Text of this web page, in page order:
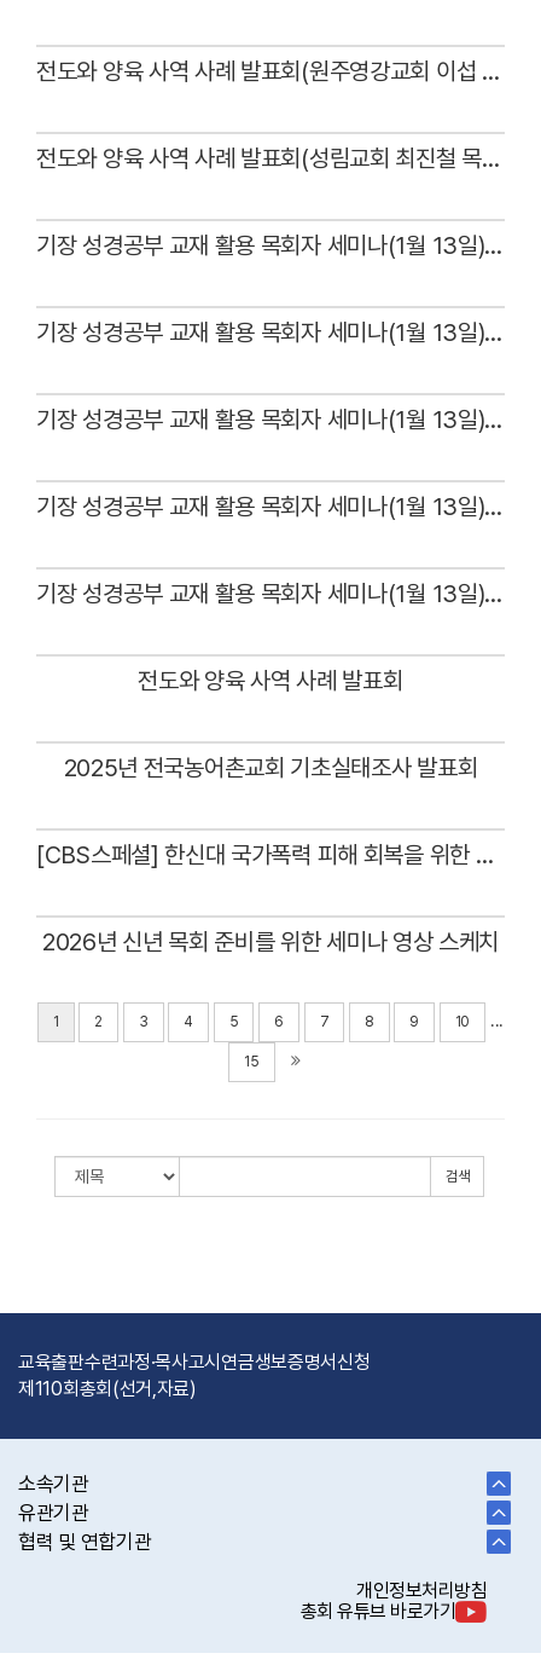
전도와 양육 사역 사례 발표회(원주영강교회 이섭 목사)
전도와 양육 사역 사례 발표회(성림교회 최진철 목사)
기장 성경공부 교재 활용 목회자 세미나(1월 13일) - 총무 인사
기장 성경공부 교재 활용 목회자 세미나(1월 13일) - 인사와 환영 (2)
기장 성경공부 교재 활용 목회자 세미나(1월 13일) - 인사와 환영 (1)
기장 성경공부 교재 활용 목회자 세미나(1월 13일) - 예배
기장 성경공부 교재 활용 목회자 세미나(1월 13일) - 찬양
전도와 양육 사역 사례 발표회
2025년 전국농어촌교회 기초실태조사 발표회
[CBS스페셜] 한신대 국가폭력 피해 회복을 위한 기도회
2026년 신년 목회 준비를 위한 세미나 영상 스케치
1 2 3 4 5 6 7 8 9 10 ...
15
검색
교육출판수련과정·목사고시 연금생보증명서신청
제110회총회(선거,자료)
소속기관
유관기관
협력 및 연합기관
개인정보처리방침
총회 유튜브 바로가기